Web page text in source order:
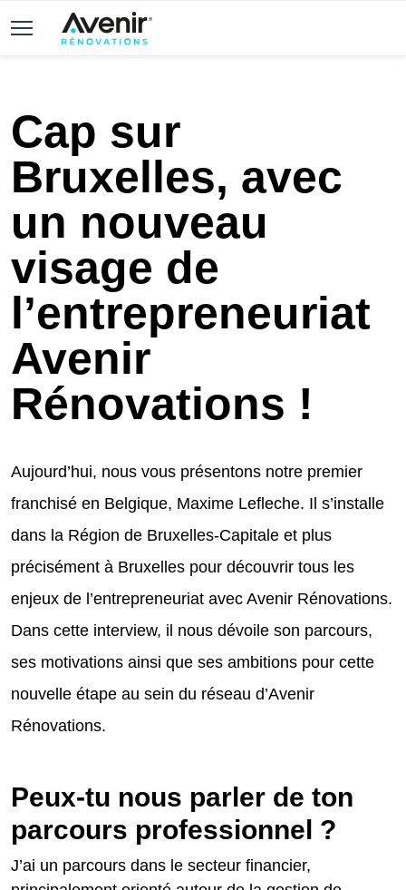
Cap sur
Bruxelles, avec
un nouveau
visage de
l’entrepreneuriat
Avenir
Rénovations !
Aujourd’hui, nous vous présentons notre premier
franchisé en Belgique, Maxime Lefleche. Il s’installe
dans la Région de Bruxelles-Capitale et plus
précisément à Bruxelles pour découvrir tous les
enjeux de l’entrepreneuriat avec Avenir Rénovations.
Dans cette interview, il nous dévoile son parcours,
ses motivations ainsi que ses ambitions pour cette
nouvelle étape au sein du réseau d’Avenir
Rénovations.
Peux-tu nous parler de ton
parcours professionnel ?
J’ai un parcours dans le secteur financier,